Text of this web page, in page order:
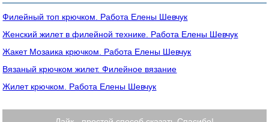
Филейный топ крючком. Работа Елены Шевчук
Женский жилет в филейной технике. Работа Елены Шевчук
Жакет Мозаика крючком. Работа Елены Шевчук
Вязаный крючком жилет. Филейное вязание
Жилет крючком. Работа Елены Шевчук